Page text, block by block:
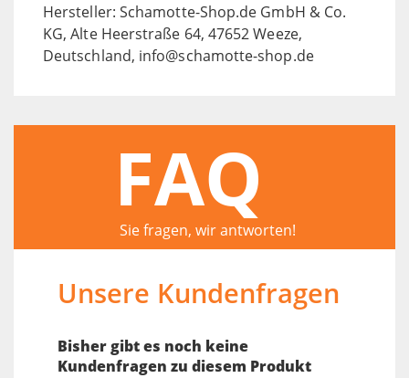
Hersteller: Schamotte-Shop.de GmbH & Co.
KG, Alte Heerstraße 64, 47652 Weeze,
Deutschland, info@schamotte-shop.de
FAQ
Sie fragen, wir antworten!
Unsere Kundenfragen
Bisher gibt es noch keine
Kundenfragen zu diesem Produkt